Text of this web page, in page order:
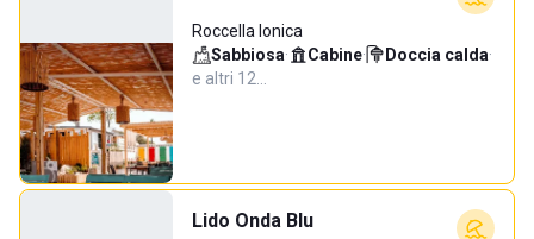
Roccella Ionica
Sabbiosa· Cabine· Doccia calda·
e altri 12…
Lido Onda Blu